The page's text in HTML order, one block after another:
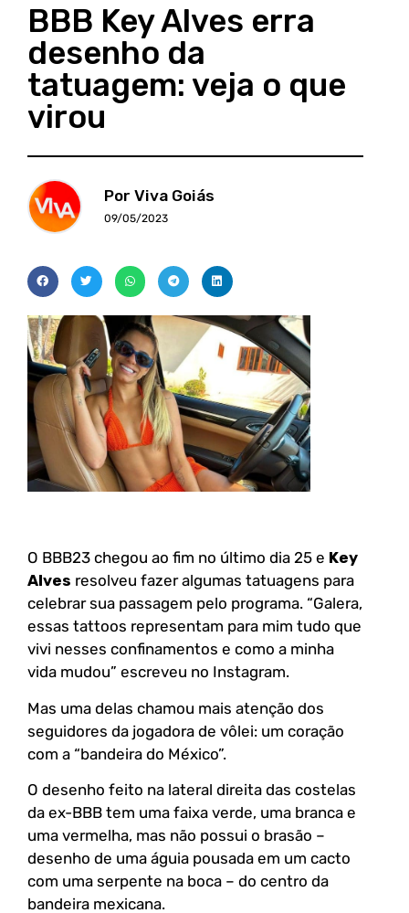
BBB Key Alves erra
desenho da
tatuagem: veja o que
virou
Por Viva Goiás
09/05/2023
O BBB23 chegou ao fim no último dia 25 e Key
Alves resolveu fazer algumas tatuagens para
celebrar sua passagem pelo programa. “Galera,
essas tattoos representam para mim tudo que
vivi nesses confinamentos e como a minha
vida mudou” escreveu no Instagram.
Mas uma delas chamou mais atenção dos
seguidores da jogadora de vôlei: um coração
com a “bandeira do México”.
O desenho feito na lateral direita das costelas
da ex-BBB tem uma faixa verde, uma branca e
uma vermelha, mas não possui o brasão –
desenho de uma águia pousada em um cacto
com uma serpente na boca – do centro da
bandeira mexicana.